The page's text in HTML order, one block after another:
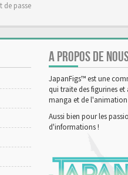
de passe
A PROPOS DE
JapanFigs™ est une
qui traite des figurines
manga et de
Aussi bien pour les
d'informations !